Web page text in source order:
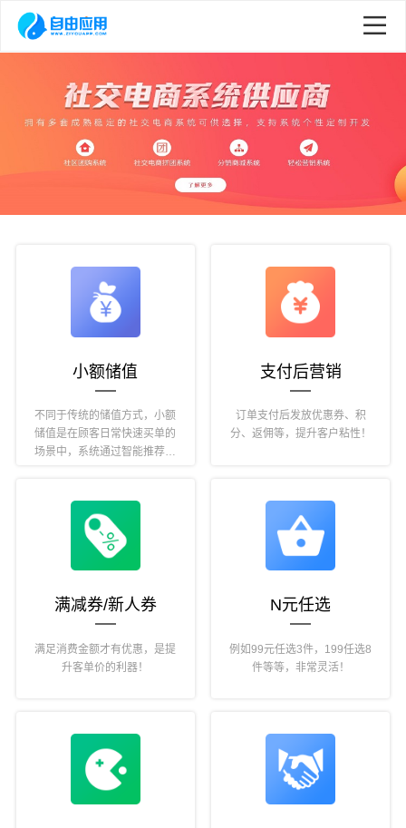
小额储值
不同于传统的储值方式，小额
储值是在顾客日常快速买单的
场景中，系统通过智能推荐一
而引导顾客立刻储值，进一步
提升门店复购率。
支付后营销
订单支付后发放优惠券、积
分、返佣等，提升客户粘性！
满减券/新人券
满足消费金额才有优惠，是提
升客单价的利器！
N元任选
例如99元任选3件，199任选8
件等等，非常灵活！